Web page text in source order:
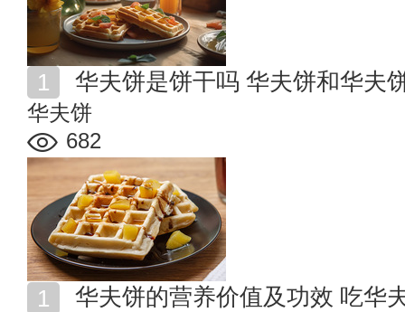
华夫饼是饼干吗 华夫饼和华夫
华夫饼
682
华夫饼的营养价值及功效 吃华